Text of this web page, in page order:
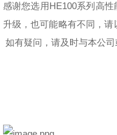
感谢您选用HE100系列高
升级，也可能略有不同，
如有疑问，请及时与本公